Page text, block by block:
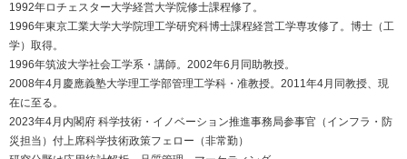
1992年ロチェスター大学経営大学院修士課程修了。
1996年東京工業大学大学院理工学研究科博士課程経営工学専攻修了。博士（工
学）取得。
1996年筑波大学社会工学系・講師。2002年6月同助教授。
2008年4月慶應義塾大学理工学部管理工学科・准教授。2011年4月同教授、現
在に至る。
2023年4月内閣府 科学技術・イノベーション推進事務局参事官（インフラ・防
災担当）付上席科学技術政策フェロー（非常勤）